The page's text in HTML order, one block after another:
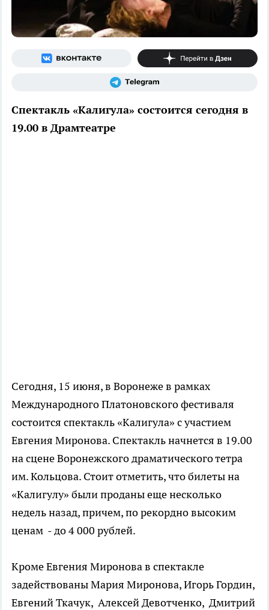
Спектакль «Калигула» состоится сегодня в
19.00 в Драмтеатре
Сегодня, 15 июня, в Воронеже в рамках
Международного Платоновского фестиваля
состоится спектакль «Калигула» с участием
Евгения Миронова. Спектакль начнется в 19.00
на сцене Воронежского драматического тетра
им. Кольцова. Стоит отметить, что билеты на
«Калигулу» были проданы еще несколько
недель назад, причем, по рекордно высоким
ценам - до 4 000 рублей.
Кроме Евгения Миронова в спектакле
задействованы Мария Миронова, Игорь Гордин,
Евгений Ткачук, Алексей Девотченко, Дмитрий